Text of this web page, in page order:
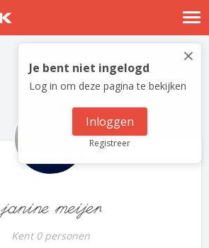
Nostalgische verhalen
Log in
Meld je gratis aan
×
Je bent niet ingelogd
Log in om deze pagina te bekijken
Inloggen
Registreer
janine meijer
Kent 0 personen